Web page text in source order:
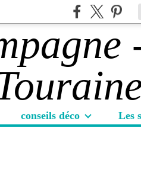
conseils déco